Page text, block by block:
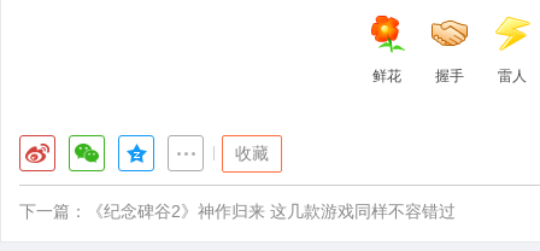
鲜花 握手 雷人
收藏
下一篇： 《纪念碑谷2》神作归来 这几款游戏同样不容错过